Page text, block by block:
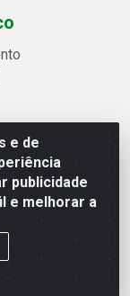
e de
publicidade
e melhorar a
2521 -
ES - CEP
75